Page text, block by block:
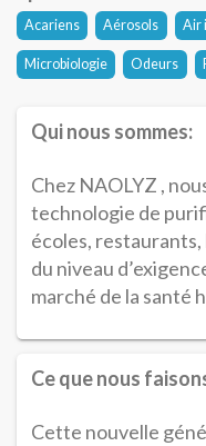
Acariens Aérosols Air
Microbiologie Odeurs
Qui nous sommes:
Chez NAOLYZ ,
technologie de
écoles,
du niveau
marché de la santé
Ce que nous
Cette nouvelle